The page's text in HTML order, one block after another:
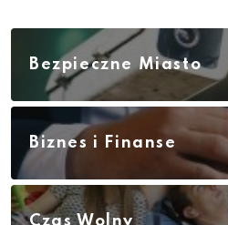
Bezpieczne Miasto
Biznes i Finanse
Czas Wolny